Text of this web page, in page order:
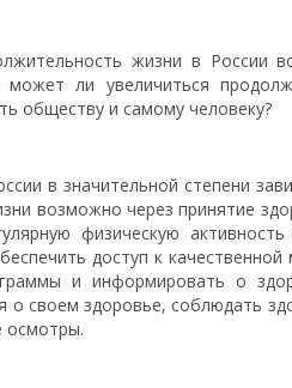
жизни в России
ли увеличиться
обществу и самому человеку?
в значительной степени
возможно через принятие
физическую
доступ к
и информировать о
о своем здоровье, соблюдать
осмотры.